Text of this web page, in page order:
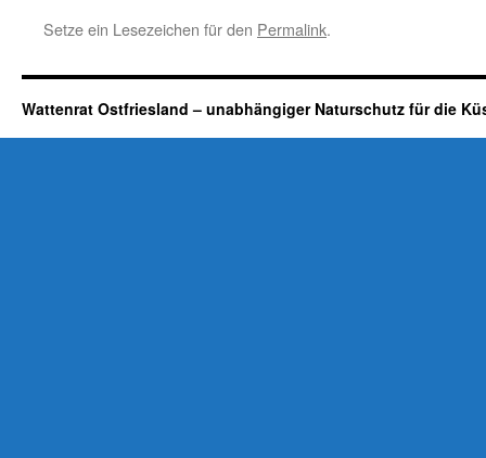
Setze ein Lesezeichen für den Permalink.
Wattenrat Ostfriesland – unabhängiger Naturschutz für die